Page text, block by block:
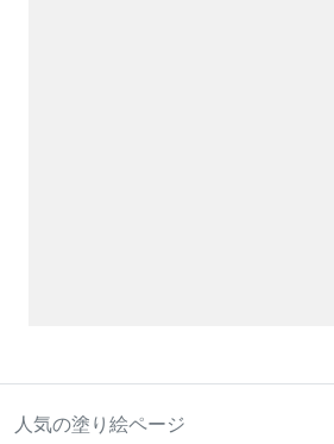
人気の塗り絵ページ